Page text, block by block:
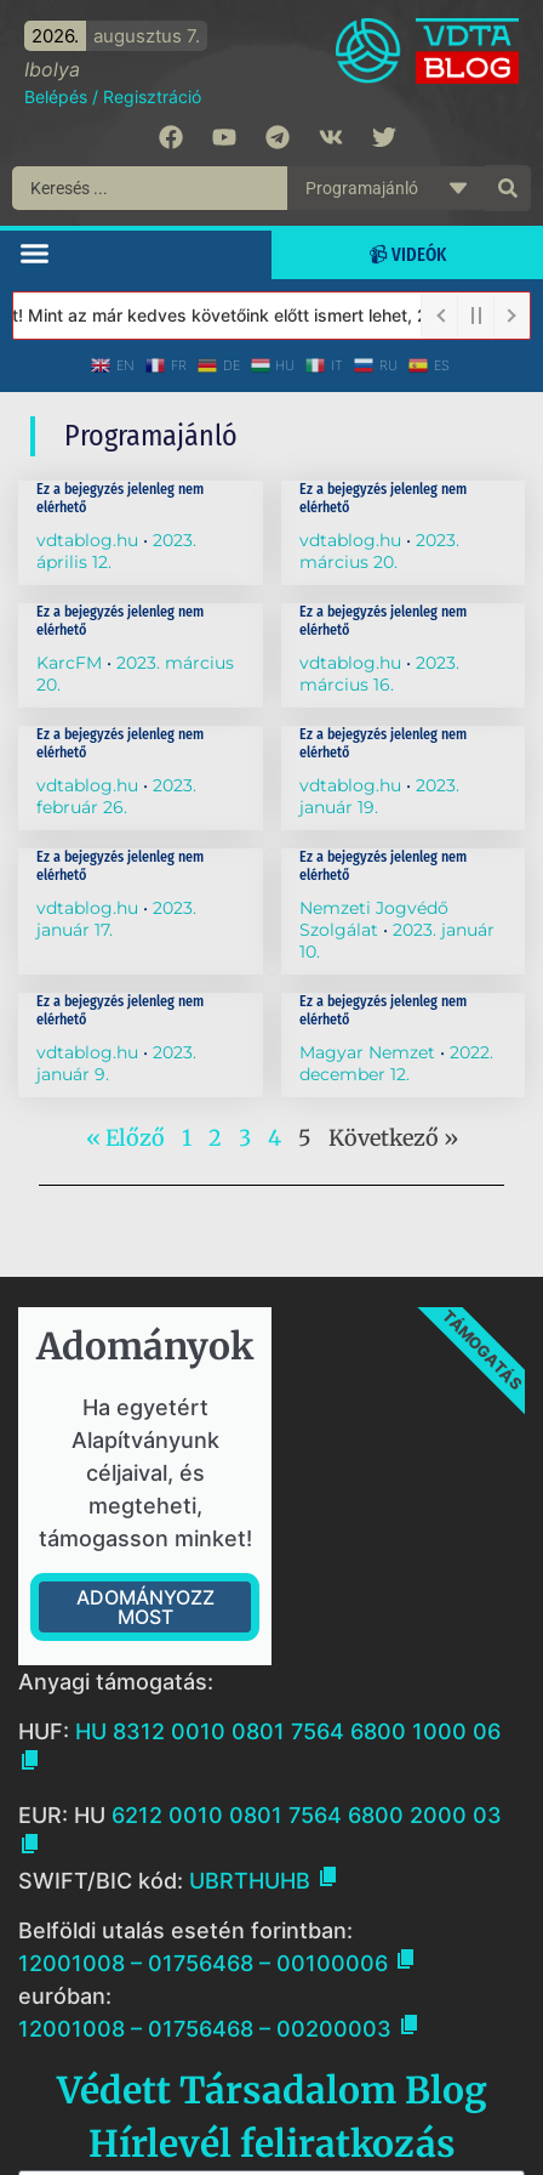
2026. augusztus 7.
Ibolya
Belépés / Regisztráció
📹 VIDEÓK
Mint az már kedves követőink előtt ismert lehet, 2023-tól a
EN FR DE HU IT RU ES
Programajánló
Ez a bejegyzés jelenleg nem
elérhető
vdtablog.hu
2023.
április 12.
Ez a bejegyzés jelenleg nem
elérhető
vdtablog.hu
2023.
március 20.
Ez a bejegyzés jelenleg nem
elérhető
KarcFM
2023. március
20.
Ez a bejegyzés jelenleg nem
elérhető
vdtablog.hu
2023.
március 16.
Ez a bejegyzés jelenleg nem
elérhető
vdtablog.hu
2023.
február 26.
Ez a bejegyzés jelenleg nem
elérhető
vdtablog.hu
2023.
január 19.
Ez a bejegyzés jelenleg nem
elérhető
vdtablog.hu
2023.
január 17.
Ez a bejegyzés jelenleg nem
elérhető
Nemzeti Jogvédő
Szolgálat
2023. január
10.
Ez a bejegyzés jelenleg nem
elérhető
vdtablog.hu
2023.
január 9.
Ez a bejegyzés jelenleg nem
elérhető
Magyar Nemzet
2022.
december 12.
« Előző 1 2 3 4 5 Következő »
Adományok​
Ha egyetért
Alapítványunk
céljaival, és
megteheti,
támogasson minket!
ADOMÁNYOZZ
MOST
TÁMOGATÁS
Anyagi támogatás:
HUF: HU 8312 0010 0801 7564 6800 1000 06

EUR: HU 6212 0010 0801 7564 6800 2000 03

SWIFT/BIC kód: UBRTHUHB 
Belföldi utalás esetén forintban:
12001008 – 01756468 – 00100006 
euróban:
12001008 – 01756468 – 00200003 
Védett Társadalom Blog
Hírlevél feliratkozás